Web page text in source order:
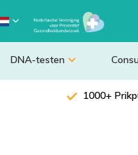
DNA-testen
1000+